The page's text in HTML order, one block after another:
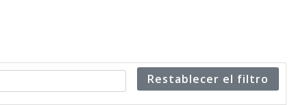
Restablecer el filtro